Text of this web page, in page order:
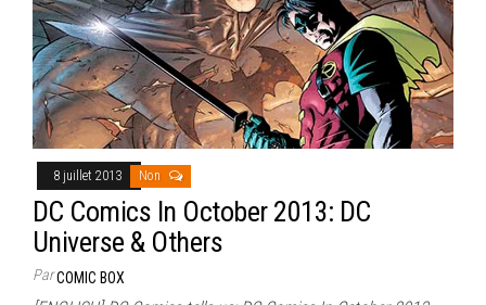
8 juillet 2013 Non
DC Comics In October 2013: DC
Universe & Others
ParCOMIC BOX